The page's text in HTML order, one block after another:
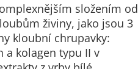
složením od
živiny, jako jsou 3
kloubní chrupavky:
kolagen typu II v